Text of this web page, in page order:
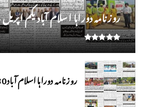
روز نامہ دوراہا اسلام آباد یکم اپریل 2026
روزنامہ دوراہا اسلام آباد 30 مارچ 2026